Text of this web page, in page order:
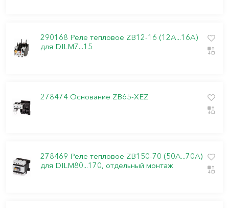
290168 Реле тепловое ZB12-16 (12A...16A)
для DILM7...15
278474 Основание ZB65-XEZ
278469 Реле тепловое ZB150-70 (50A...70A)
для DILM80...170, отдельный монтаж